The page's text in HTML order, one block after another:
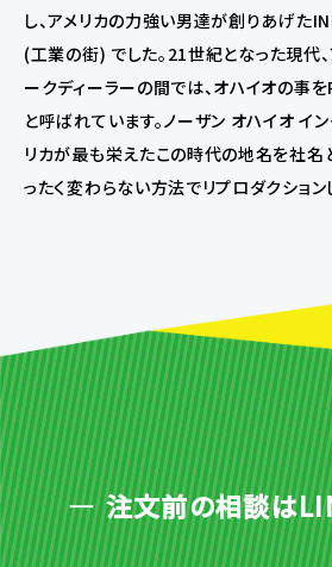
し、アメリカの力強い男達が創りあげた
(工業の街) でした。21世紀となった現代
ークディーラーの間では、オハイオの事
と呼ばれています。ノーザン オハイオ イ
リカが最も栄えたこの時代の地名を社
ったく変わらない方法でリプロダクション
注文前の相談は